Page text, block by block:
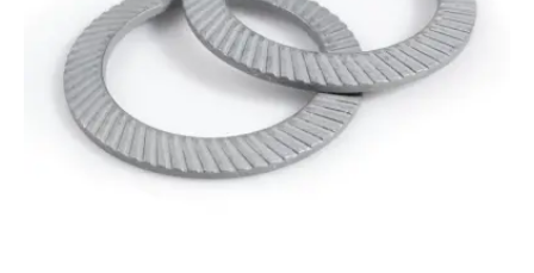
Для бизнеса
О компании
Оплата и доставка